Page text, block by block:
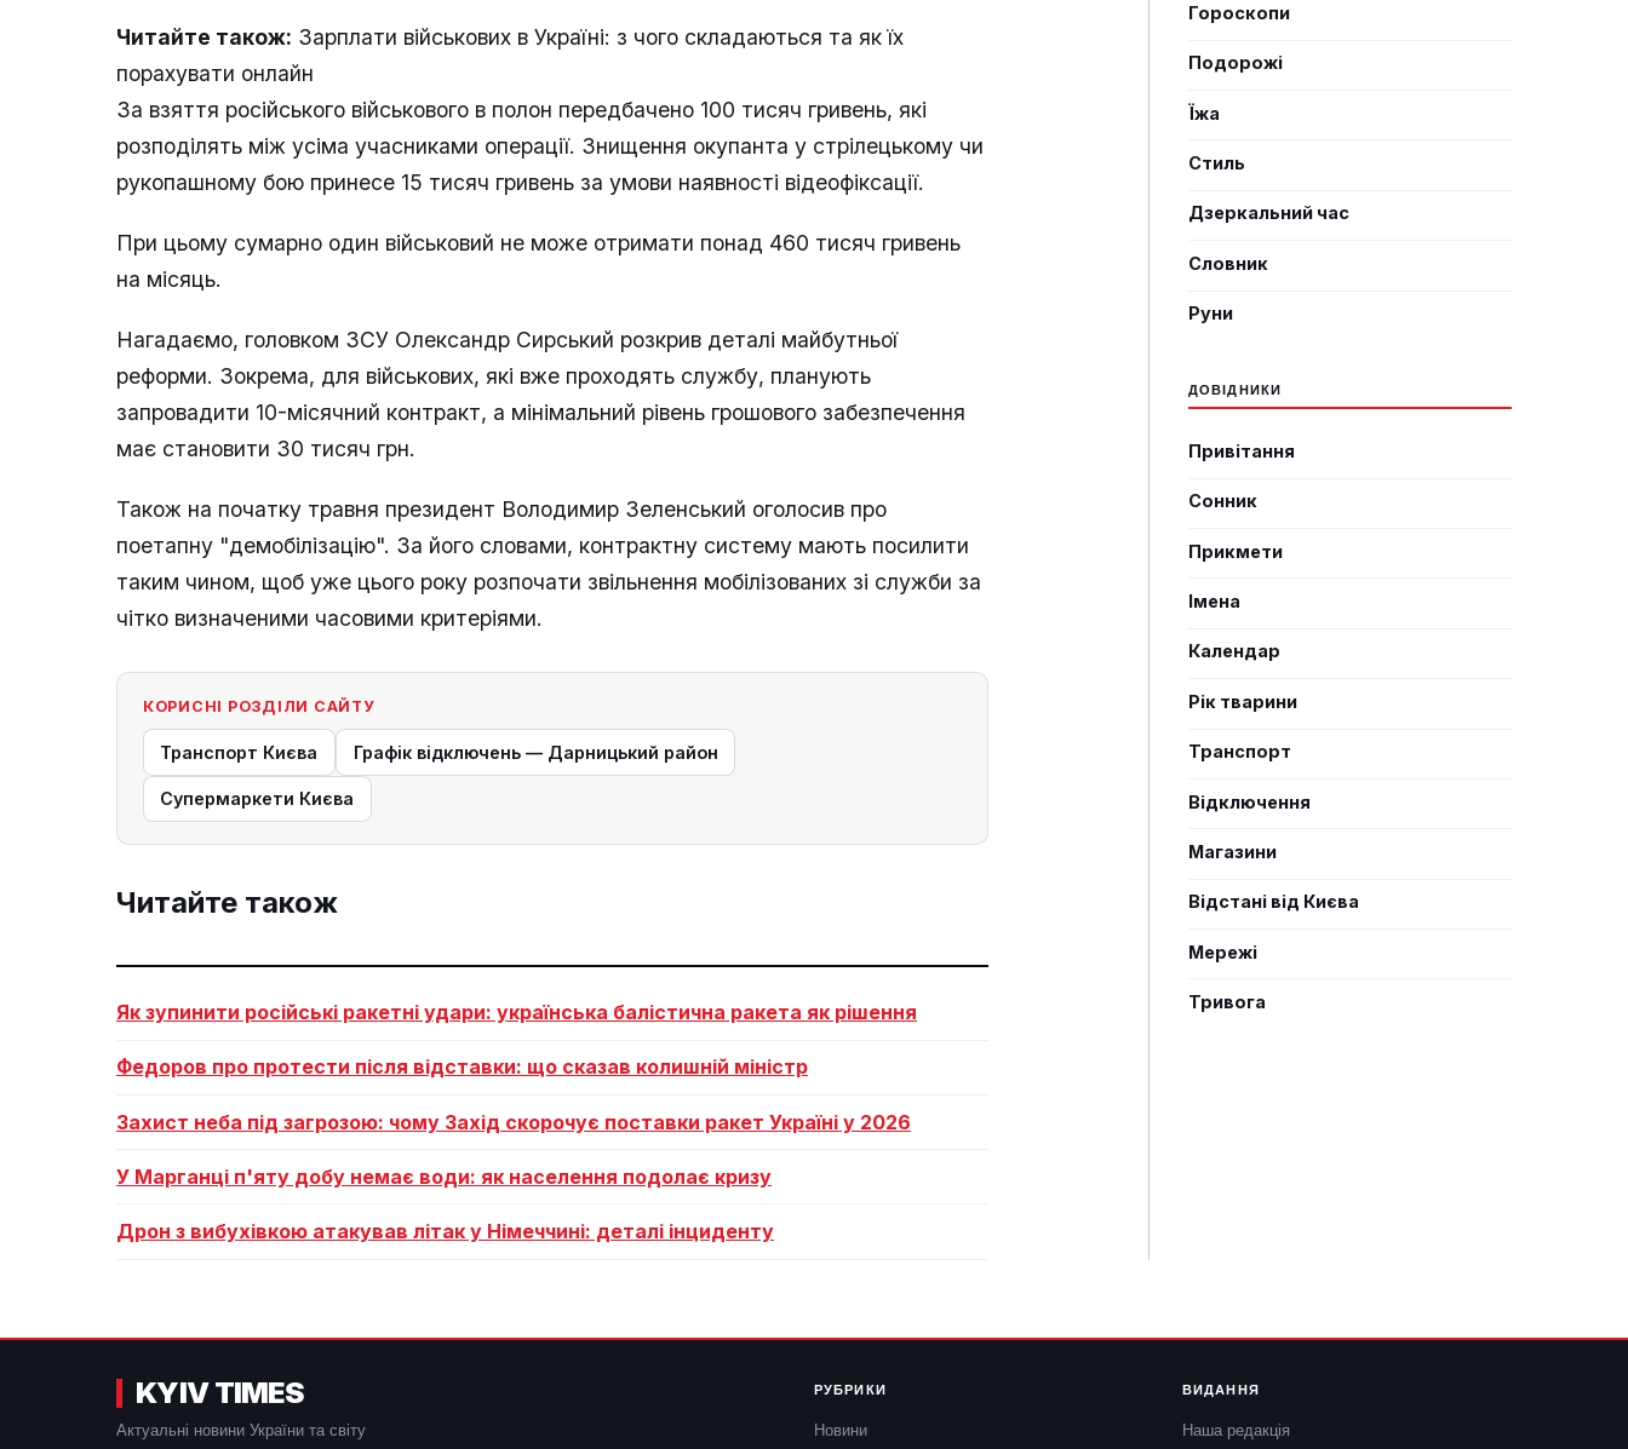
Читайте також: Зарплати військових в Україні: з чого складаються та як їх
порахувати онлайн
За взяття російського військового в полон передбачено 100 тисяч гривень, які
розподілять між усіма учасниками операції. Знищення окупанта у стрілецькому чи
рукопашному бою принесе 15 тисяч гривень за умови наявності відеофіксації.
При цьому сумарно один військовий не може отримати понад 460 тисяч гривень
на місяць.
Нагадаємо, головком ЗСУ Олександр Сирський розкрив деталі майбутньої
реформи. Зокрема, для військових, які вже проходять службу, планують
запровадити 10-місячний контракт, а мінімальний рівень грошового забезпечення
має становити 30 тисяч грн.
Також на початку травня президент Володимир Зеленський оголосив про
поетапну "демобілізацію". За його словами, контрактну систему мають посилити
таким чином, щоб уже цього року розпочати звільнення мобілізованих зі служби за
чітко визначеними часовими критеріями.
КОРИСНІ РОЗДІЛИ САЙТУ
Транспорт Києва Графік відключень — Дарницький район
Супермаркети Києва
Читайте також
Як зупинити російські ракетні удари: українська балістична ракета як рішення
Федоров про протести після відставки: що сказав колишній міністр
Захист неба під загрозою: чому Захід скорочує поставки ракет Україні у 2026
У Марганці п'яту добу немає води: як населення подолає кризу
Дрон з вибухівкою атакував літак у Німеччині: деталі інциденту
Гороскопи
Подорожі
Їжа
Стиль
Дзеркальний час
Словник
Руни
ДОВІДНИКИ
Привітання
Сонник
Прикмети
Імена
Календар
Рік тварини
Транспорт
Відключення
Магазини
Відстані від Києва
Мережі
Тривога
KYIV TIMES
Актуальні новини України та світу
РУБРИКИ
Новини
ВИДАННЯ
Наша редакція